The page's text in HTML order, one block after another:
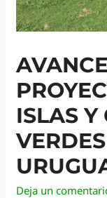
ISLAS Y
Deja un